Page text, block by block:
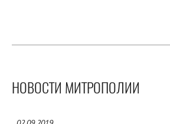
НОВОСТИ МИТРОПОЛИИ